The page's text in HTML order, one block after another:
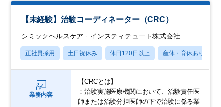
【未経験】治験コーディネーター（CRC）
シミックヘルスケア・インスティテュート株式会社
正社員採用 土日祝休み 休日120日以上 産休・育休あり
業務内容
【CRCとは】
：治験実施医療機関において、治験責任医
師または治験分担医師の下で治験に係る業